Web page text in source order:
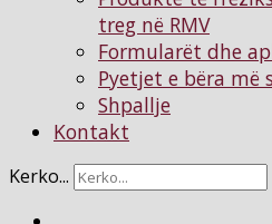
treg në RMV
Formularët dhe
Pyetjet e bëra më
Shpallje
Kontakt
Kerko...